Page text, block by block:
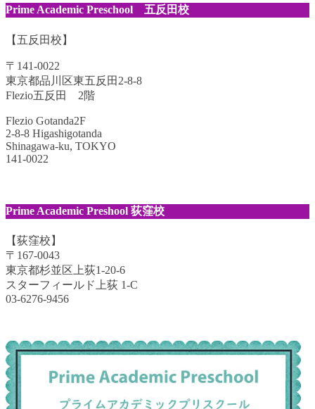
Prime Academic Preschool 五反田校
【五反田校】
〒141-0022
東京都品川区東五反田2-8-8
Flezio五反田 2階
Flezio Gotanda2F
2-8-8 Higashigotanda
Shinagawa-ku, TOKYO
141-0022
Prime Academic Preshool 荻窪校
【荻窪校】
〒167-0043
東京都杉並区上荻1-20-6
スターフィールド上荻 1-C
03-6276-9456